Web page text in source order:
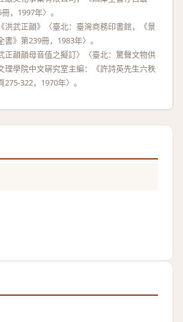
，1997年〉。
洪武正韻》〈臺北：臺灣商務印書館，《景
書》第239冊，1983年〉。
正韻韻母音值之擬訂〉〈臺北：驚聲文物供
理學院中文硏究室主編：《許詩英先生六秩
322，1970年〉。